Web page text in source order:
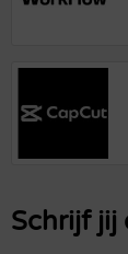
Schrijf jij